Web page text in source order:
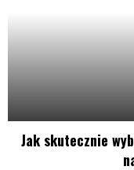
Jak skutecznie